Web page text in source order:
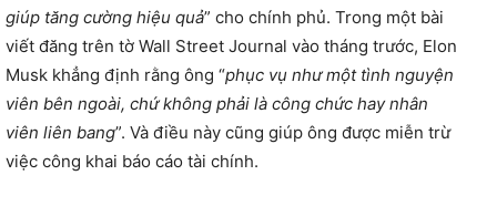
giúp tăng cường hiệu quả” cho chính phủ. Trong một bài
viết đăng trên tờ Wall Street Journal vào tháng trước, Elon
Musk khẳng định rằng ông “phục vụ như một tình nguyện
viên bên ngoài, chứ không phải là công chức hay nhân
viên liên bang”. Và điều này cũng giúp ông được miễn trừ
việc công khai báo cáo tài chính.